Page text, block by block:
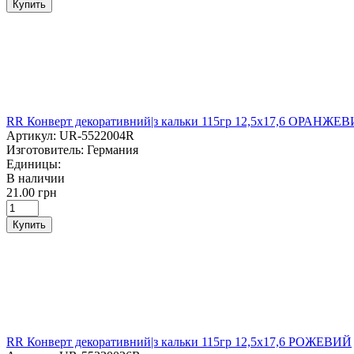
Купить
RR Конверт декоративний|з кальки 115гр 12,5х17,6
Артикул: UR-5522004R
Изготовитель: Германия
Единицы:
В наличии
21.00 грн
Купить
RR Конверт декоративний|з кальки 115гр 12,5х17,6 РОЖЕВИЙ